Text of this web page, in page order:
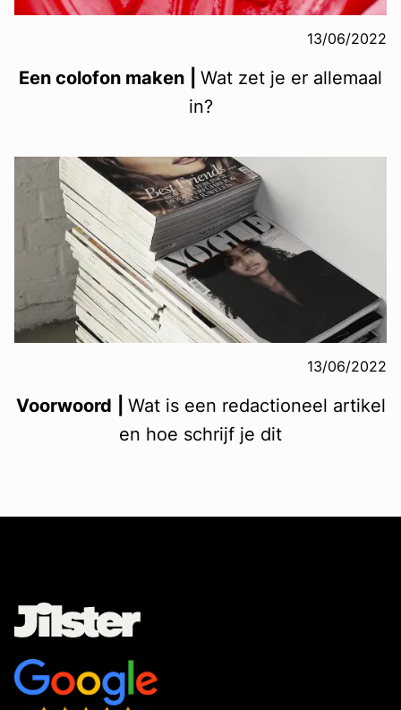
13/06/2022
Een colofon maken
Wat zet je er allemaal
in?
13/06/2022
Voorwoord
Wat is een redactioneel artikel
en hoe schrijf je dit